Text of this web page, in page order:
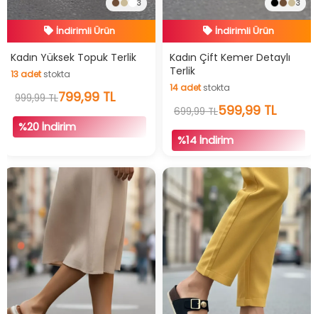
3
İndirimli Ürün
Hızlı Teslimat
İndirimli Ürün
Kadın Yüksek Topuk Terlik
13adetstokta
13 adetstokta
999,99 TL799,99 TL
%20 İndirim
3
İndirimli Ürün
Hızlı Teslimat
Kadın Çift Kemer Detaylı
Terlik
14adetstokta
14 adetstokta
699,99 TL599,99 TL
%14 İndirim